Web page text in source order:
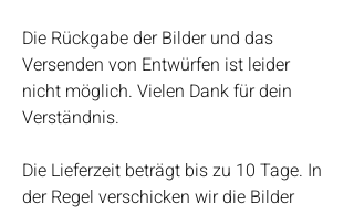
Die Rückgabe der Bilder und das
Versenden von Entwürfen ist leider
nicht möglich. Vielen Dank für dein
Verständnis.
Die Lieferzeit beträgt bis zu 10 Tage. In
der Regel verschicken wir die Bilder